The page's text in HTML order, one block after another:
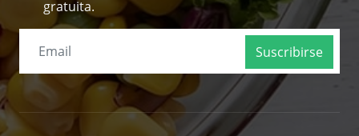
Naranja
Cecina